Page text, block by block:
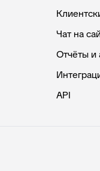
Чат на
Отчёты и
API